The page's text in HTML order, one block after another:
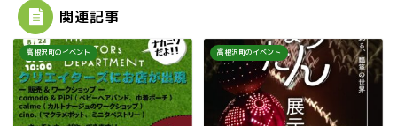
関連記事
高根沢町のイベント 高根沢町のイベント